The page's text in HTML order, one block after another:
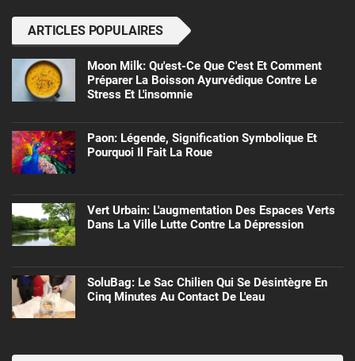
ARTICLES POPULAIRES
Moon Milk: Qu'est-Ce Que C'est Et Comment
Préparer La Boisson Ayurvédique Contre Le
Stress Et L'insomnie
Paon: Légende, Signification Symbolique Et
Pourquoi Il Fait La Roue
Vert Urbain: L'augmentation Des Espaces Verts
Dans La Ville Lutte Contre La Dépression
SoluBag: Le Sac Chilien Qui Se Désintègre En
Cinq Minutes Au Contact De L'eau